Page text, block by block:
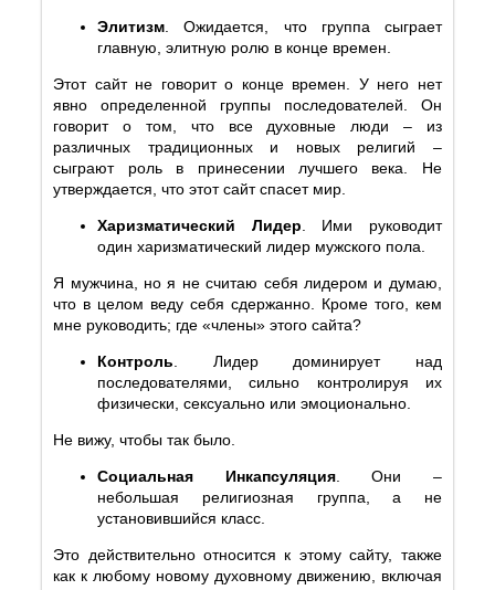
Элитизм . Ожидается, что группа сыграет
главную, элитную ролю в конце времен.
Этот сайт не говорит о конце времен. У него нет
явно определенной группы последователей. Он
говорит о том, что все духовные люди – из
различных традиционных и новых религий –
сыграют роль в принесении лучшего века. Не
утверждается, что этот сайт спасет мир.
Харизматический Лидер . Ими руководит
один харизматический лидер мужского пола.
Я мужчина, но я не считаю себя лидером и думаю,
что в целом веду себя сдержанно. Кроме того, кем
мне руководить; где «члены» этого сайта?
Контроль . Лидер доминирует над
последователями, сильно контролируя их
физически, сексуально или эмоционально.
Не вижу, чтобы так было.
Социальная Инкапсуляция. Они –
небольшая религиозная группа, а не
установившийся класс.
Это действительно относится к этому сайту, также
как к любому новому духовному движению, включая